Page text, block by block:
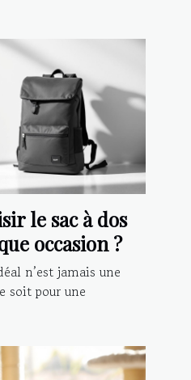
le sac à dos
occasion ?
n’est jamais une
soit pour une